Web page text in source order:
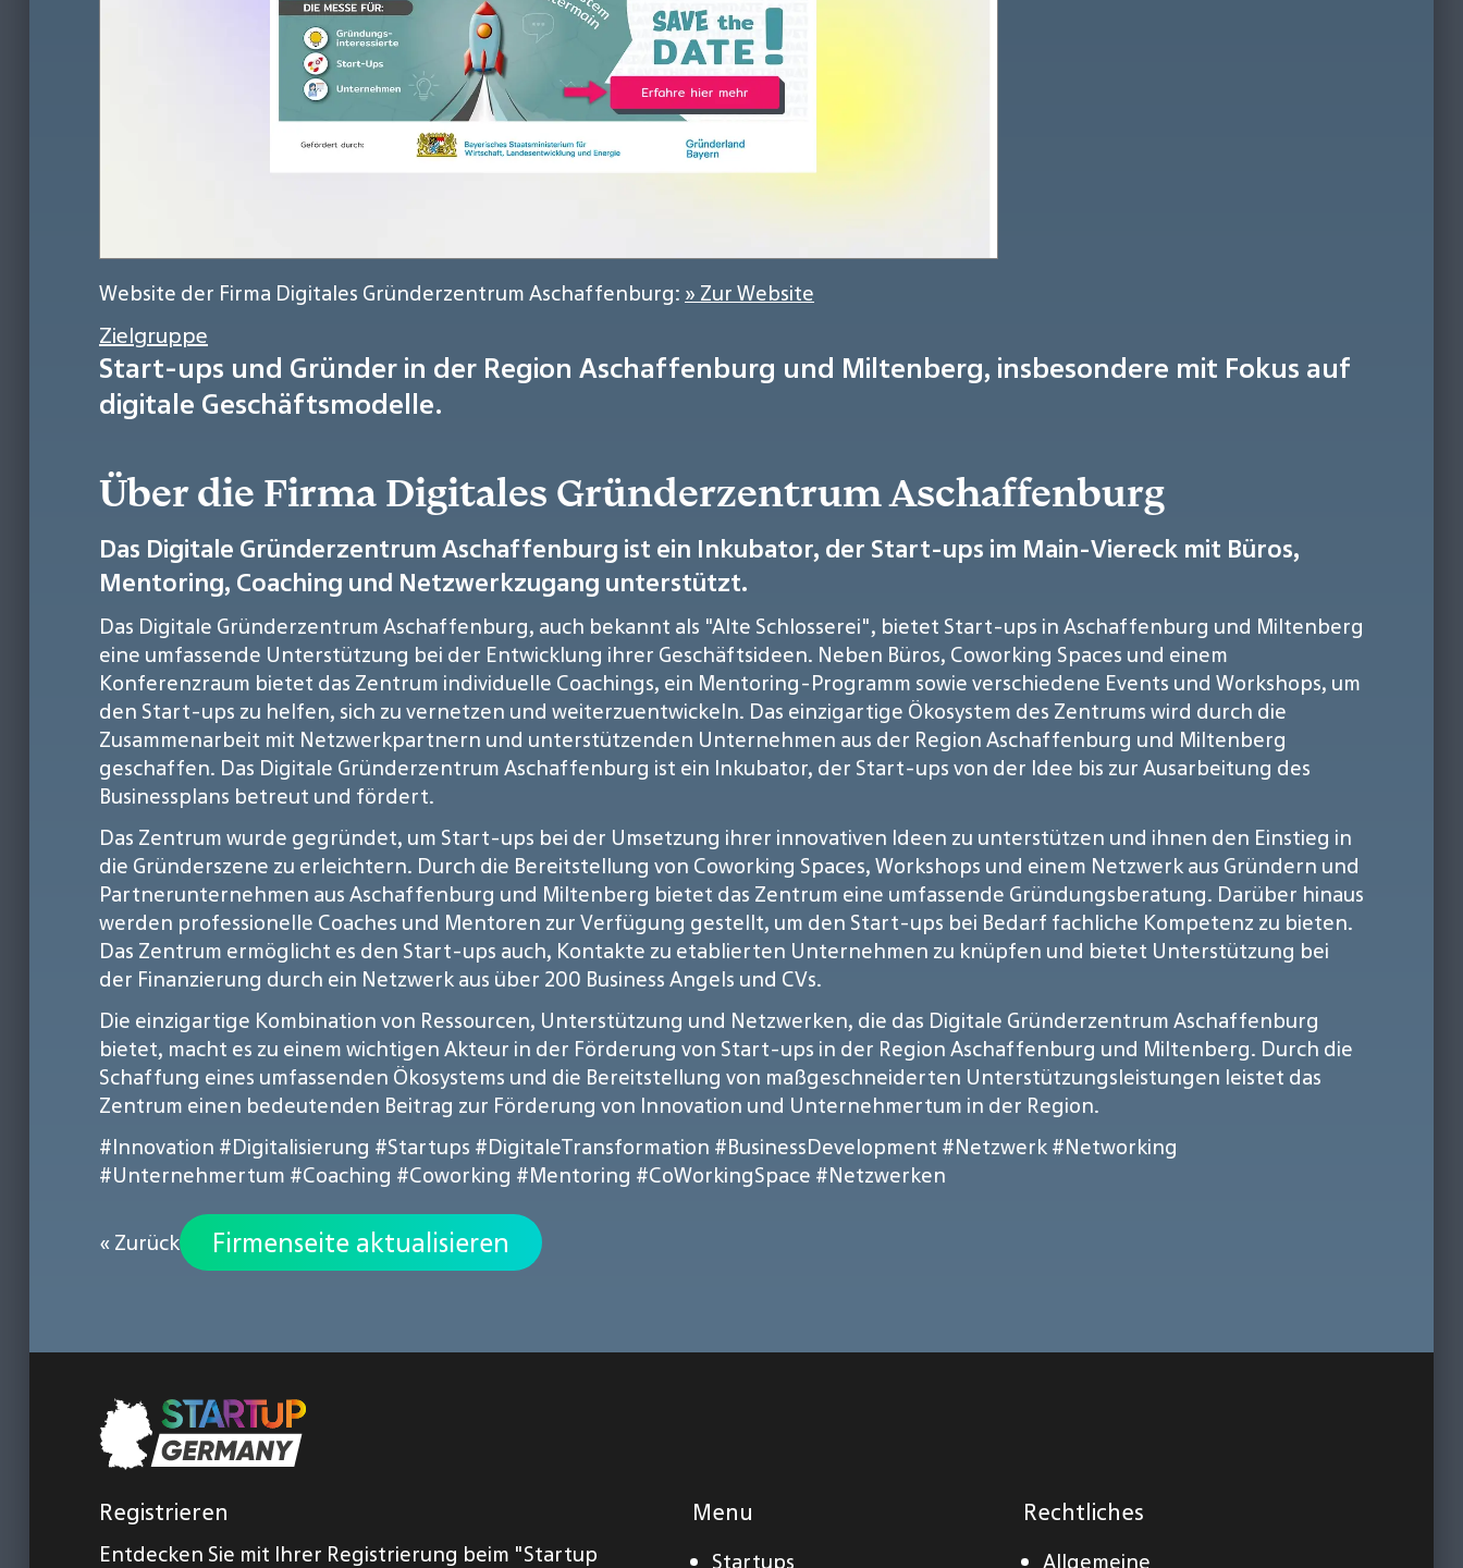
Website der Firma Digitales Gründerzentrum Aschaffenburg: » Zur Website
Zielgruppe
Start-ups und Gründer in der Region Aschaffenburg und Miltenberg, insbesondere mit Fokus auf
digitale Geschäftsmodelle.
Über die Firma Digitales Gründerzentrum Aschaffenburg
Das Digitale Gründerzentrum Aschaffenburg ist ein Inkubator, der Start-ups im Main-Viereck mit Büros,
Mentoring, Coaching und Netzwerkzugang unterstützt.
Das Digitale Gründerzentrum Aschaffenburg, auch bekannt als "Alte Schlosserei", bietet Start-ups in Aschaffenburg und Miltenberg
eine umfassende Unterstützung bei der Entwicklung ihrer Geschäftsideen. Neben Büros, Coworking Spaces und einem
Konferenzraum bietet das Zentrum individuelle Coachings, ein Mentoring-Programm sowie verschiedene Events und Workshops, um
den Start-ups zu helfen, sich zu vernetzen und weiterzuentwickeln. Das einzigartige Ökosystem des Zentrums wird durch die
Zusammenarbeit mit Netzwerkpartnern und unterstützenden Unternehmen aus der Region Aschaffenburg und Miltenberg
geschaffen. Das Digitale Gründerzentrum Aschaffenburg ist ein Inkubator, der Start-ups von der Idee bis zur Ausarbeitung des
Businessplans betreut und fördert.
Das Zentrum wurde gegründet, um Start-ups bei der Umsetzung ihrer innovativen Ideen zu unterstützen und ihnen den Einstieg in
die Gründerszene zu erleichtern. Durch die Bereitstellung von Coworking Spaces, Workshops und einem Netzwerk aus Gründern und
Partnerunternehmen aus Aschaffenburg und Miltenberg bietet das Zentrum eine umfassende Gründungsberatung. Darüber hinaus
werden professionelle Coaches und Mentoren zur Verfügung gestellt, um den Start-ups bei Bedarf fachliche Kompetenz zu bieten.
Das Zentrum ermöglicht es den Start-ups auch, Kontakte zu etablierten Unternehmen zu knüpfen und bietet Unterstützung bei
der Finanzierung durch ein Netzwerk aus über 200 Business Angels und CVs.
Die einzigartige Kombination von Ressourcen, Unterstützung und Netzwerken, die das Digitale Gründerzentrum Aschaffenburg
bietet, macht es zu einem wichtigen Akteur in der Förderung von Start-ups in der Region Aschaffenburg und Miltenberg. Durch die
Schaffung eines umfassenden Ökosystems und die Bereitstellung von maßgeschneiderten Unterstützungsleistungen leistet das
Zentrum einen bedeutenden Beitrag zur Förderung von Innovation und Unternehmertum in der Region.
#Innovation #Digitalisierung #Startups #DigitaleTransformation #BusinessDevelopment #Netzwerk#Networking
#Unternehmertum #Coaching #Coworking #Mentoring #CoWorkingSpace #Netzwerken
« Zurück Firmenseite aktualisieren
Registrieren
Entdecken Sie mit Ihrer Registrierung beim "Startup
Menu
Startups
Rechtliches
Allgemeine